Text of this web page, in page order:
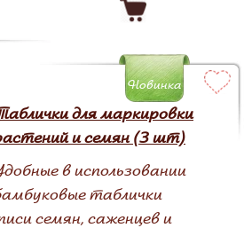
для маркировки
и семян (3 шт)
в использовании
таблички
семян, саженцев и
Новинка